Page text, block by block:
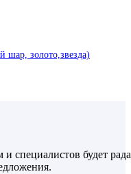
шар, золото,звезда)
специалистов будет рада